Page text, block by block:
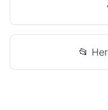
📂